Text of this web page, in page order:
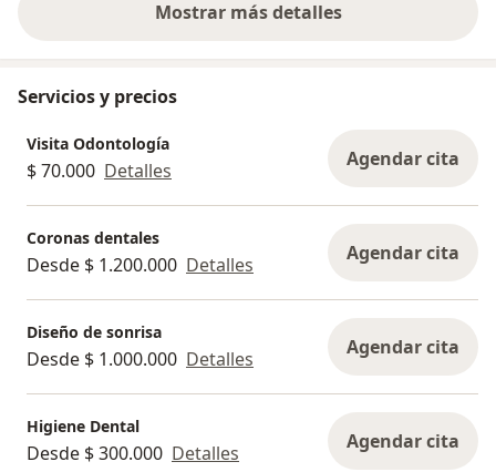
Mostrar más detalles
sobre la experiencia
Servicios y precios
Visita Odontología
$ 70.000 Detalles Agendar cita
Coronas dentales
Desde $ 1.200.000 Detalles Agendar cita
Diseño de sonrisa
Desde $ 1.000.000 Detalles Agendar cita
Higiene Dental
Desde $ 300.000 Detalles Agendar cita